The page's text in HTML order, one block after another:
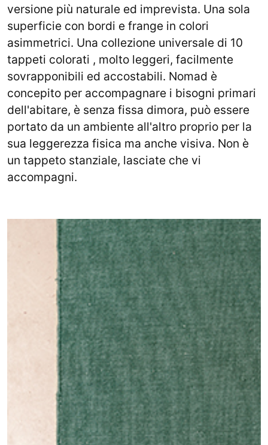
versione più naturale ed imprevista. Una sola
superficie con bordi e frange in colori
asimmetrici. Una collezione universale di 10
tappeti colorati , molto leggeri, facilmente
sovrapponibili ed accostabili. Nomad è
concepito per accompagnare i bisogni primari
dell'abitare, è senza fissa dimora, può essere
portato da un ambiente all'altro proprio per la
sua leggerezza fisica ma anche visiva. Non è
un tappeto stanziale, lasciate che vi
accompagni.